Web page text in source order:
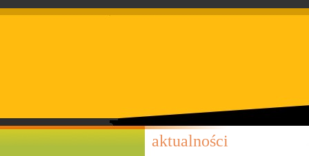
aktualności